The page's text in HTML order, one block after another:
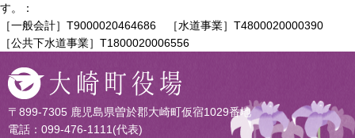
す。：
［一般会計］T9000020464686 ［水道事業］T4800020000390
［公共下水道事業］T1800020006556
〒899-7305 鹿児島県曽於郡大崎町仮宿1029番地
電話：099-476-1111(代表)